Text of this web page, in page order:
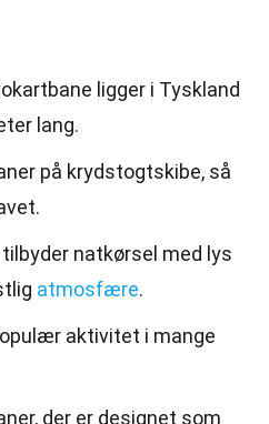
ligger i Tyskland
lang.
på krydstogtskibe, så
natkørsel med lys
atmosfære.
aktivitet i mange
der er designet som